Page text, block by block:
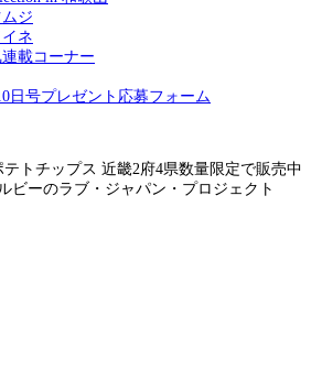
ジ
ネ
載コーナー
日号プレゼント応募フォーム
トチップス 近畿2府4県数量限定で販売中
ビーのラブ・ジャパン・プロジェクト